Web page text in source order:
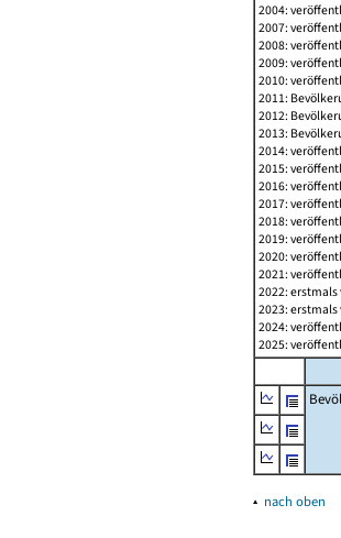
2004:
2007:
2008:
2009:
2010:
2011:
2012:
2013:
2014:
2015:
2016:
2017:
2018:
2019:
2020:
2021:
2022:
2023:
2024:
2025:
▴ nach oben